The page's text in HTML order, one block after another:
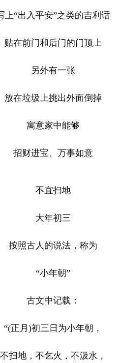
上“出入平安”之类的吉利话
贴在前门和后门的门顶上
另外有一张
放在垃圾上挑出外面倒掉
寓意家中能够
招财进宝、万事如意
不宜扫地
大年初三
按照古人的说法，称为
“小年朝”
古文中记载：
“(正月)初三日为小年朝，
不扫地，不乞火，不汲水，